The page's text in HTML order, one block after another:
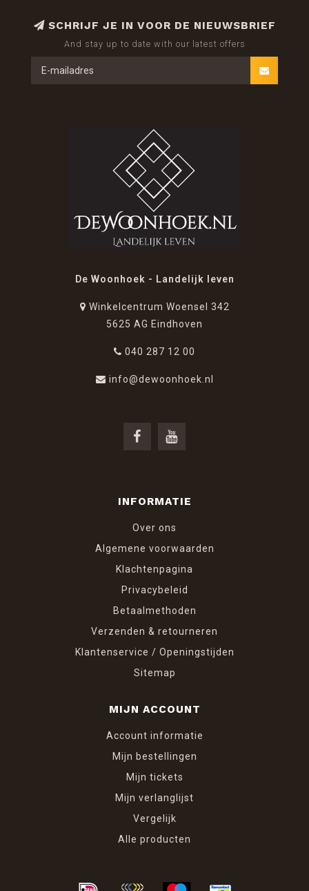
SCHRIJF JE IN VOOR DE NIEUWSBRIEF
And stay up to date with our latest offers
De Woonhoek - Landelijk leven
Winkelcentrum Woensel 342
5625 AG Eindhoven
040 287 12 00
info@dewoonhoek.nl
INFORMATIE
Over ons
Algemene voorwaarden
Klachtenpagina
Privacybeleid
Betaalmethoden
Verzenden & retourneren
Klantenservice / Openingstijden
Sitemap
MIJN ACCOUNT
Account informatie
Mijn bestellingen
Mijn tickets
Mijn verlanglijst
Vergelijk
Alle producten